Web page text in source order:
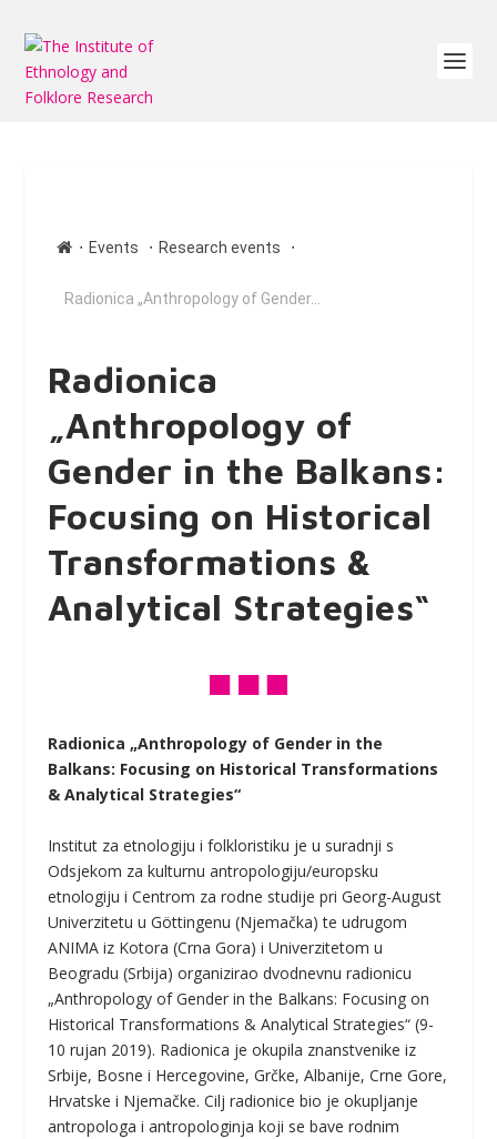
∙ Events ∙ Research events ∙
Radionica „Anthropology of Gender...
Radionica
„Anthropology of
Gender in the Balkans:
Focusing on Historical
Transformations &
Analytical Strategies“
Radionica „Anthropology of Gender in the
Balkans: Focusing on Historical Transformations
& Analytical Strategies“
Institut za etnologiju i folkloristiku je u suradnji s
Odsjekom za kulturnu antropologiju/europsku
etnologiju i Centrom za rodne studije pri Georg-August
Univerzitetu u Göttingenu (Njemačka) te udrugom
ANIMA iz Kotora (Crna Gora) i Univerzitetom u
Beogradu (Srbija) organizirao dvodnevnu radionicu
„Anthropology of Gender in the Balkans: Focusing on
Historical Transformations & Analytical Strategies“ (9-
10 rujan 2019). Radionica je okupila znanstvenike iz
Srbije, Bosne i Hercegovine, Grčke, Albanije, Crne Gore,
Hrvatske i Njemačke. Cilj radionice bio je okupljanje
antropologa i antropologinja koji se bave rodnim